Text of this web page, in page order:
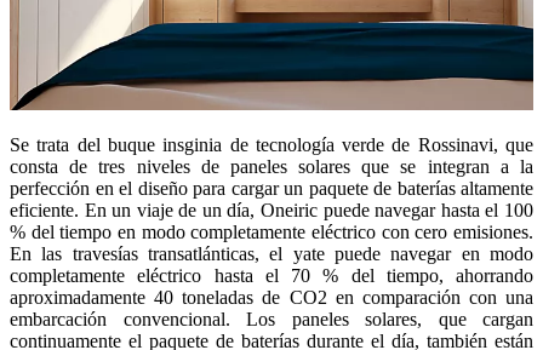
Se trata del buque insginia de tecnología verde de Rossinavi, que
consta de tres niveles de paneles solares que se integran a la
perfección en el diseño para cargar un paquete de baterías altamente
eficiente. En un viaje de un día, Oneiric puede navegar hasta el 100
% del tiempo en modo completamente eléctrico con cero emisiones.
En las travesías transatlánticas, el yate puede navegar en modo
completamente eléctrico hasta el 70 % del tiempo, ahorrando
aproximadamente 40 toneladas de CO2 en comparación con una
embarcación convencional. Los paneles solares, que cargan
continuamente el paquete de baterías durante el día, también están